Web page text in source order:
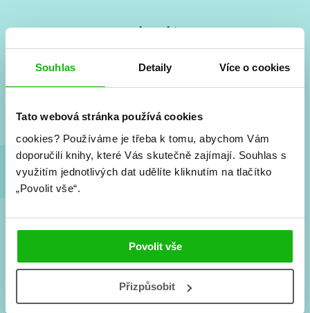
Souhlas Detaily Více o cookies
Tato webová stránka používá cookies
cookies? Používáme je třeba k tomu, abychom Vám
doporučili knihy, které Vás skutečně zajímají. Souhlas s
využitím jednotlivých dat udělíte kliknutím na tlačítko
„Povolit vše“.
Povolit vše
Přizpůsobit
Vše kolem #youngadult každý měsíc rovnou do mailu!
a seriálové adaptace a další.
Souhlasím spodmínkami zpracování osobních údajů
Tvá e-mailová adresa je u nás v bezpečí. Přečti si